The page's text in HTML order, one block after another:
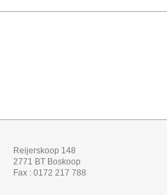
Reijerskoop 148
2771 BT Boskoop
Fax : 0172 217 788